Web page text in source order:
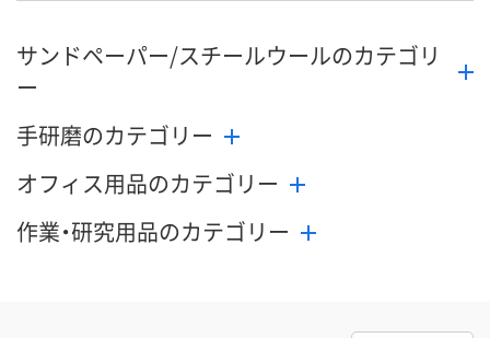
サンドペーパー/スチールウールのカテゴリ
ー
手研磨のカテゴリー
オフィス用品のカテゴリー
作業・研究用品のカテゴリー